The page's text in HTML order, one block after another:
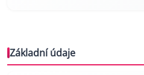
Základní údaje